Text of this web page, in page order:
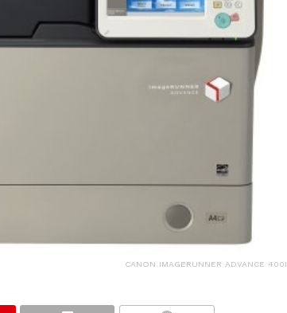
CANON IMAGERUNNER ADVANCE 400I